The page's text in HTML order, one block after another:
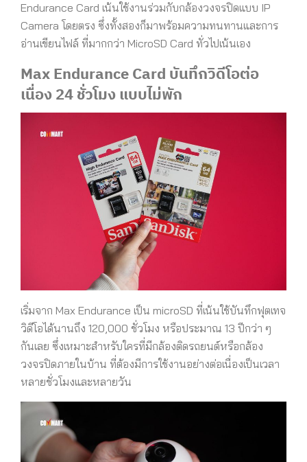
Endurance Card เน้นใช้งานร่วมกับกล้องวงจรปิดแบบ IP
Camera โดยตรง ซึ่งทั้งสองก็มาพร้อมความทนทานและการ
อ่านเขียนไฟล์ ที่มากกว่า MicroSD Card ทั่วไปเน้นเอง
Max Endurance Card บันทึกวิดีโอต่อ
เนื่อง 24 ชั่วโมง แบบไม่พัก
เริ่มจาก Max Endurance เป็น microSD ที่เน้นใช้บันทึกฟุตเทจ
วิดีโอได้นานถึง 120,000 ชั่วโมง หรือประมาณ 13 ปีกว่า ๆ
กันเลย ซึ่งเหมาะสำหรับใครที่มีกล้องติดรถยนต์หรือกล้อง
วงจรปิดภายในบ้าน ที่ต้องมีการใช้งานอย่างต่อเนื่องเป็นเวลา
หลายชั่วโมงและหลายวัน